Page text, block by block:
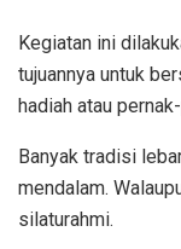
Kegiatan ini
tujuannya untuk
hadiah atau
Banyak tradisi
mendalam.
silaturahmi.